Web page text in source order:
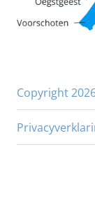
Copyright